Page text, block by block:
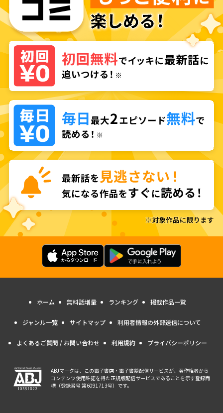
ホーム 無料話増量 ランキング 掲載作品一覧
ジャンル一覧 サイトマップ 利用者情報の外部送信について
よくあるご質問 / お問い合わせ 利用規約 プライバシーポリシー
ABJマークは、この電子書店・電子書籍配信サービスが、著作権者から
コンテンツ使用許諾を得た正規版配信サービスであることを示す登録商
標（登録番号 第6091713号）です。